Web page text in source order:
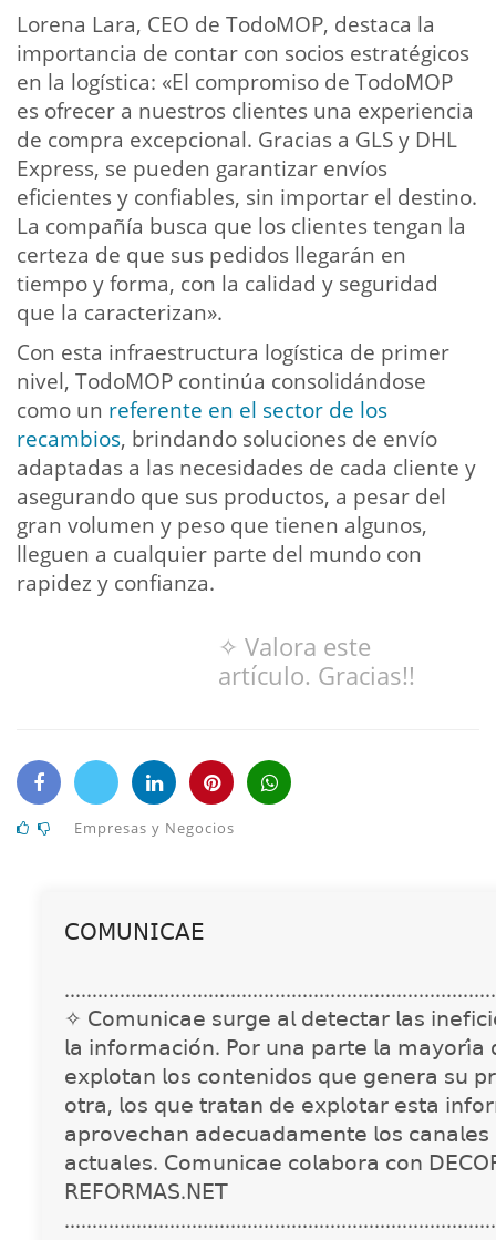
Lorena Lara, CEO de TodoMOP, destaca la
importancia de contar con socios estratégicos
en la logística: «El compromiso de TodoMOP
es ofrecer a nuestros clientes una experiencia
de compra excepcional. Gracias a GLS y DHL
Express, se pueden garantizar envíos
eficientes y confiables, sin importar el destino.
La compañía busca que los clientes tengan la
certeza de que sus pedidos llegarán en
tiempo y forma, con la calidad y seguridad
que la caracterizan».
Con esta infraestructura logística de primer
nivel, TodoMOP continúa consolidándose
como un referente en el sector de los
recambios, brindando soluciones de envío
adaptadas a las necesidades de cada cliente y
asegurando que sus productos, a pesar del
gran volumen y peso que tienen algunos,
lleguen a cualquier parte del mundo con
rapidez y confianza.
✧ Valora este
artículo. Gracias!!
Empresas y Negocios
𝖢𝖮𝖬𝖴𝖭𝖨𝖢𝖠𝖤
✧ 𝖢𝗈𝗆𝗎𝗇𝗂𝖼𝖺𝖾 𝗌𝗎𝗋𝗀𝖾 𝖺𝗅 𝖽𝖾𝗍𝖾𝖼𝗍𝖺𝗋 𝗅𝖺𝗌
𝗅𝖺 𝗂𝗇𝖿𝗈𝗋𝗆𝖺𝖼𝗂𝗈́𝗇. 𝖯𝗈𝗋 𝗎𝗇𝖺 𝗉𝖺𝗋𝗍𝖾 𝗅𝖺
𝖾𝗑𝗉𝗅𝗈𝗍𝖺𝗇 𝗅𝗈𝗌 𝖼𝗈𝗇𝗍𝖾𝗇𝗂𝖽𝗈𝗌 𝗊𝗎𝖾 𝗀𝖾𝗇𝖾𝗋𝖺 𝗌𝗎
𝗈𝗍𝗋𝖺, 𝗅𝗈𝗌 𝗊𝗎𝖾 𝗍𝗋𝖺𝗍𝖺𝗇 𝖽𝖾 𝖾𝗑𝗉𝗅𝗈𝗍𝖺𝗋 𝖾𝗌𝗍𝖺
𝖺𝗉𝗋𝗈𝗏𝖾𝖼𝗁𝖺𝗇 𝖺𝖽𝖾𝖼𝗎𝖺𝖽𝖺𝗆𝖾𝗇𝗍𝖾 𝗅𝗈𝗌
𝖺𝖼𝗍𝗎𝖺𝗅𝖾𝗌. 𝖢𝗈𝗆𝗎𝗇𝗂𝖼𝖺𝖾 𝖼𝗈𝗅𝖺𝖻𝗈𝗋𝖺 𝖼𝗈𝗇
𝖱𝖤𝖥𝖮𝖱𝖬𝖠𝖲.𝖭𝖤𝖳